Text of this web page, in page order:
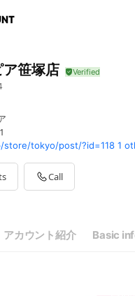
ア笹塚店
tokyo/post/?id=118 1
Call
アカウント紹介 Basic